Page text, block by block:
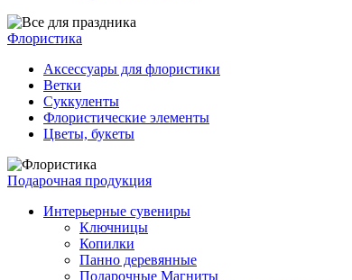
Флористика
Аксессуары для флористики
Ветки
Суккуленты
Флористические элементы
Цветы, букеты
Подарочная продукция
Интерьерные сувениры
Ключницы
Копилки
Панно деревянные
Подарочные Магниты